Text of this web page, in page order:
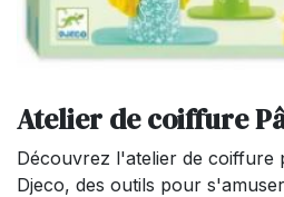
Atelier de coiffure
Découvrez l'atelier de coiffure
Djeco, des outils pour